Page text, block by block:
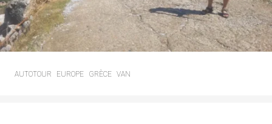
AUTOTOUR EUROPE GRÈCE VAN